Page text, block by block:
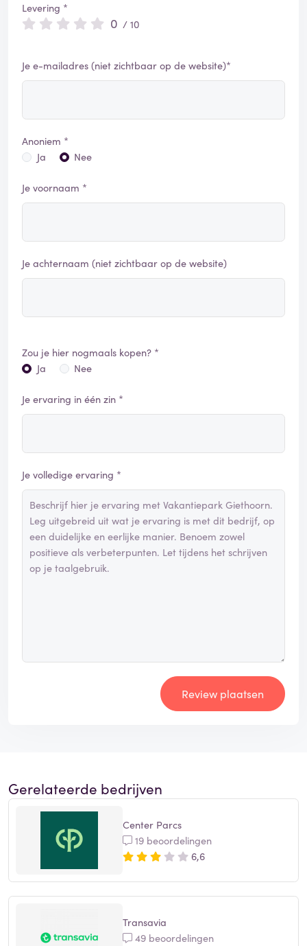
Levering *
0 / 10
Je e-mailadres (niet zichtbaar op de website)*
Anoniem *
Ja
Nee
Je voornaam *
Je achternaam (niet zichtbaar op de website)
Zou je hier nogmaals kopen? *
Ja
Nee
Je ervaring in één zin *
Je volledige ervaring *
Review plaatsen
Gerelateerde bedrijven
Center Parcs
19 beoordelingen
6,6
Transavia
49 beoordelingen